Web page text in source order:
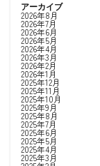
アーカイブ
2026年8月
2026年7月
2026年6月
2026年5月
2026年4月
2026年3月
2026年2月
2026年1月
2025年12月
2025年11月
2025年10月
2025年9月
2025年8月
2025年7月
2025年6月
2025年5月
2025年4月
2025年3月